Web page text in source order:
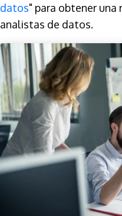
datos" para obtener
analistas de datos.